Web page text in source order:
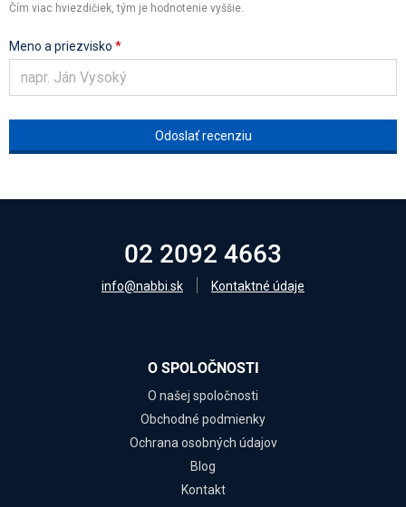
Čím viac hviezdičiek, tým je hodnotenie vyššie.
Meno a priezvisko *
02 2092 4663
info@nabbi.sk Kontaktné údaje
O SPOLOČNOSTI
O našej spoločnosti
Obchodné podmienky
Ochrana osobných údajov
Blog
Kontakt